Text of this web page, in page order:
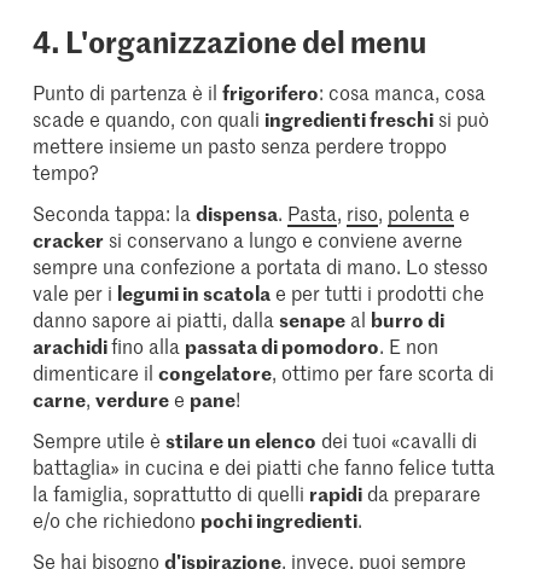
4. L'organizzazione del menu
Punto di partenza è ilfrigorifero: cosa manca, cosa
scade e quando, con quali ingredienti freschi si può
mettere insieme un pasto senza perdere troppo
tempo?
Seconda tappa: ladispensa. Pasta, riso, polenta e
cracker si conservano a lungo e conviene averne
sempre una confezione a portata di mano. Lo stesso
vale per i legumi in scatolae per tutti i prodotti che
danno sapore ai piatti, dallasenape al burro di
arachidifino alla passata di pomodoro. E non
dimenticare ilcongelatore, ottimo per fare scorta di
carne,verduree pane!
Sempre utile èstilare un elenco dei tuoi «cavalli di
battaglia» in cucina e dei piatti che fanno felice tutta
la famiglia, soprattutto di quelli rapidi da preparare
e/o che richiedono pochi ingredienti.
Se hai bisognod'ispirazione, invece, puoi sempre